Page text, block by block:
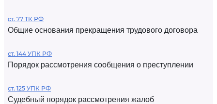
ст. 77 ТК РФ
Общие основания прекращения трудового договора
ст. 144 УПК РФ
Порядок рассмотрения сообщения о преступлении
ст. 125 УПК РФ
Судебный порядок рассмотрения жалоб